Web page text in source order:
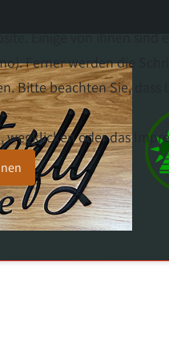
Ferner werden die
Bitte beachten Sie,
wegklicken oder das